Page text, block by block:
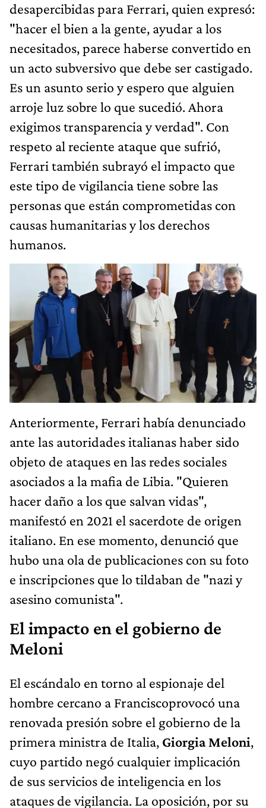
desapercibidas para Ferrari, quien expresó:
"hacer el bien a la gente, ayudar a los
necesitados, parece haberse convertido en
un acto subversivo que debe ser castigado.
Es un asunto serio y espero que alguien
arroje luz sobre lo que sucedió. Ahora
exigimos transparencia y verdad". Con
respeto al reciente ataque que sufrió,
Ferrari también subrayó el impacto que
este tipo de vigilancia tiene sobre las
personas que están comprometidas con
causas humanitarias y los derechos
humanos.
Anteriormente, Ferrari había denunciado
ante las autoridades italianas haber sido
objeto de ataques en las redes sociales
asociados a la mafia de Libia. "Quieren
hacer daño a los que salvan vidas",
manifestó en 2021 el sacerdote de origen
italiano. En ese momento, denunció que
hubo una ola de publicaciones con su foto
e inscripciones que lo tildaban de "nazi y
asesino comunista".
El impacto en el gobierno de
Meloni
El escándalo en torno al espionaje del
hombre cercano a Franciscoprovocó una
renovada presión sobre el gobierno de la
primera ministra de Italia, Giorgia Meloni,
cuyo partido negó cualquier implicación
de sus servicios de inteligencia en los
ataques de vigilancia. La oposición, por su